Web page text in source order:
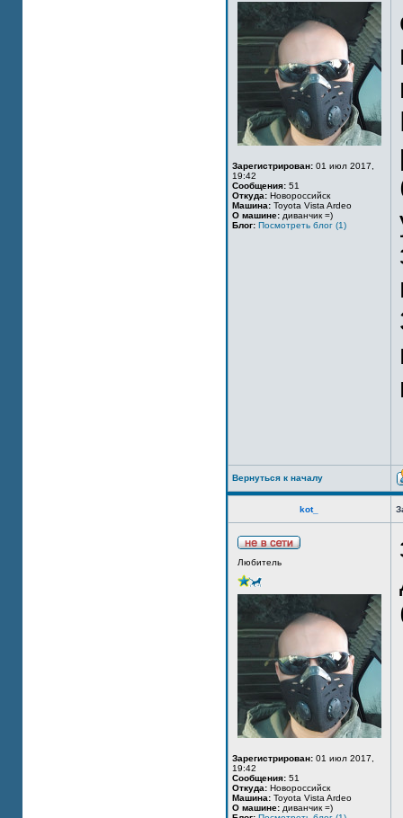
Зарегистрирован: 01 июл 2017,
19:42
Сообщения: 51
Откуда: Новороссийск
Машина: Toyota Vista Ardeo
О машине: диванчик =)
Блог: Посмотреть блог (1)
Вернуться к началу
kot_
Любитель
Зарегистрирован: 01 июл 2017,
19:42
Сообщения: 51
Откуда: Новороссийск
Машина: Toyota Vista Ardeo
О машине: диванчик =)